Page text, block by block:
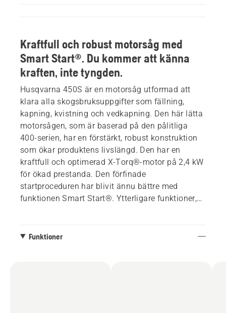
Kraftfull och robust motorsåg med
Smart Start®. Du kommer att känna
kraften, inte tyngden.
Husqvarna 450S är en motorsåg utformad att
klara alla skogsbruksuppgifter som fällning,
kapning, kvistning och vedkapning. Den här lätta
motorsågen, som är baserad på den pålitliga
400-serien, har en förstärkt, robust konstruktion
som ökar produktens livslängd. Den har en
kraftfull och optimerad X-Torq®-motor på 2,4 kW
för ökad prestanda. Den förfinade
startproceduren har blivit ännu bättre med
funktionen Smart Start®. Ytterligare funktioner,
Funktioner